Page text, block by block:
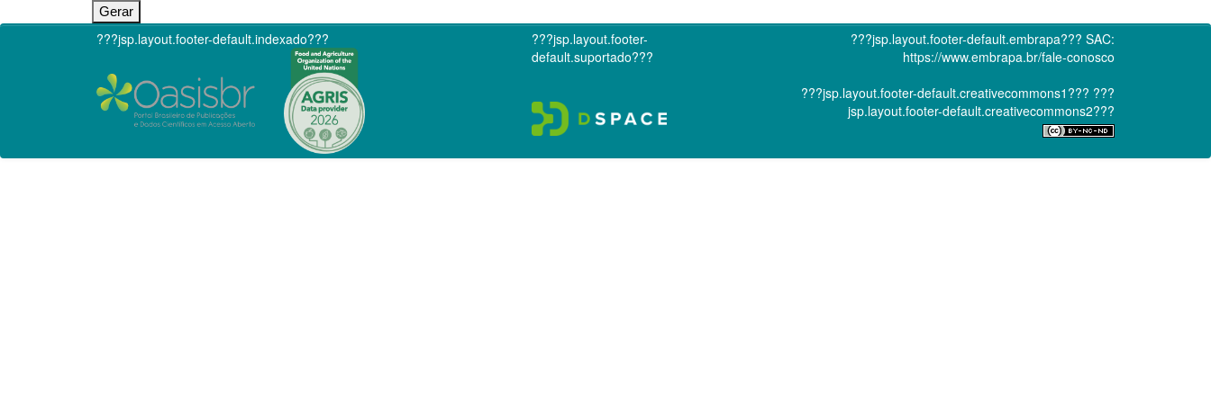
???jsp.layout.footer-default.indexado???
???jsp.layout.footer-
default.suportado???
???jsp.layout.footer-default.embrapa??? SAC:
https://www.embrapa.br/fale-conosco
???jsp.layout.footer-default.creativecommons1??? ???
jsp.layout.footer-default.creativecommons2???